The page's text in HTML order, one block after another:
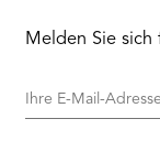
Melden Sie sich
Ihre